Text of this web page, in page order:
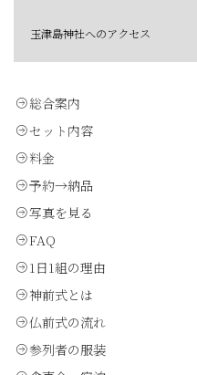
玉津島神社へのアクセス
総合案内
セット内容
料金
予約→納品
写真を見る
FAQ
1日1組の理由
神前式とは
仏前式の流れ
参列者の服装